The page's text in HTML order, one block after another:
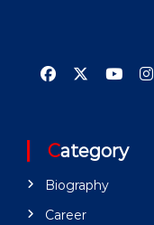
Category
Biography
Career